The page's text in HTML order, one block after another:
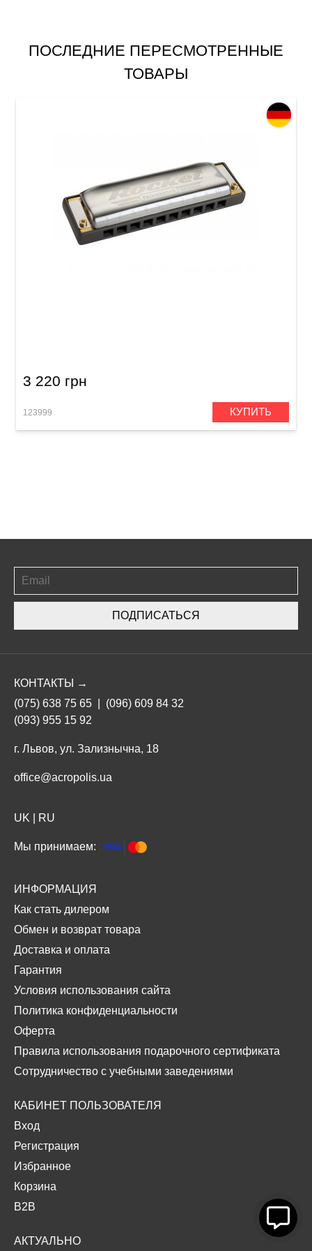
ПОСЛЕДНИЕ ПЕРЕСМОТРЕННЫЕ
ТОВАРЫ
3 220 грн
123999 КУПИТЬ
ПОДПИСАТЬСЯ
КОНТАКТЫ →
(075) 638 75 65
(096) 609 84 32
(093) 955 15 92
г. Львов, ул. Зализнычна, 18
office@acropolis.ua
UK RU
Мы принимаем:
ИНФОРМАЦИЯ
Как стать дилером
Обмен и возврат товара
Доставка и оплата
Гарантия
Условия использования сайта
Политика конфиденциальности
Оферта
Правила использования подарочного сертификата
Сотрудничество с учебными заведениями
КАБИНЕТ ПОЛЬЗОВАТЕЛЯ
Вход
Регистрация
Избранное
Корзина
B2B
АКТУАЛЬНО